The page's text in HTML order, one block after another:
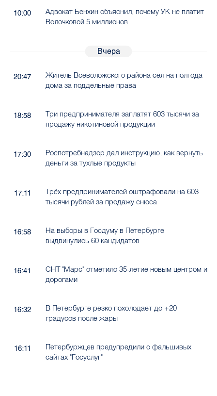
10:00
Адвокат Бенхин объяснил, почему УК не платит
Волочковой 5 миллионов
Вчера
20:47
Житель Всеволожского района сел на полгода
дома за поддельные права
18:58
Три предпринимателя заплатят 603 тысячи за
продажу никотиновой продукции
17:30
Роспотребнадзор дал инструкцию, как вернуть
деньги за тухлые продукты
17:11
Трёх предпринимателей оштрафовали на 603
тысячи рублей за продажу снюса
16:58
На выборы в Госдуму в Петербурге
выдвинулись 60 кандидатов
16:41
СНТ "Марс" отметило 35-летие новым центром и
дорогами
16:32
В Петербурге резко похолодает до +20
градусов после жары
16:11
Петербуржцев предупредили о фальшивых
сайтах "Госуслуг"